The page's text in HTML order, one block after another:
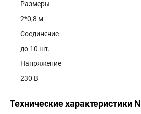
Размеры
2*0,8 м
Соединение
до 10 шт.
Напряжение
230 В
Технические характеристики